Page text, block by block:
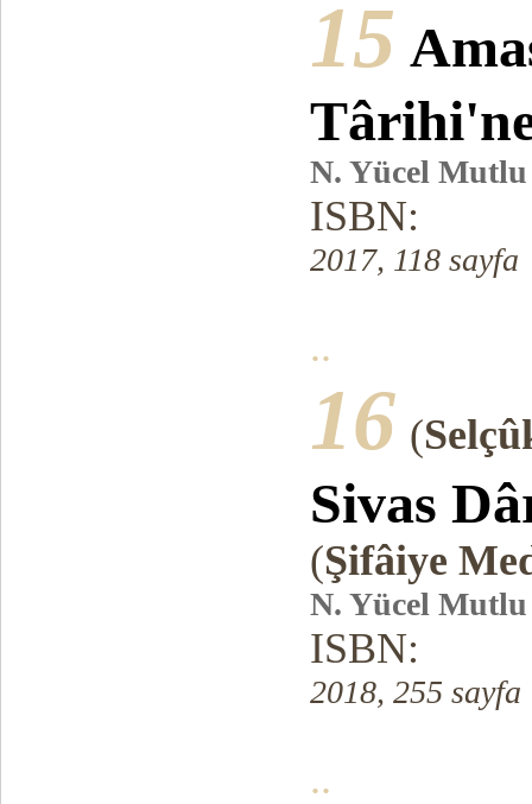
15
N. Yücel Mutlu
ISBN:
2017, 118 sayfa
..
16 (
Sivas
(Şifâiye
N. Yücel Mutlu
ISBN:
2018, 255 sayfa
..